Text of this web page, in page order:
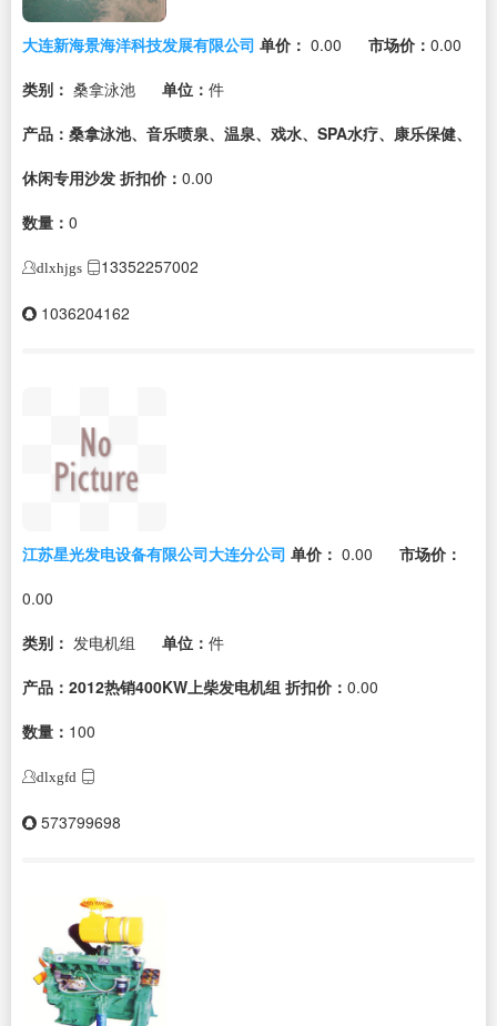
大连新海景海洋科技发展有限公司 单价： 0.00 市场价： 0.00
类别： 桑拿泳池 单位： 件
产品：桑拿泳池、音乐喷泉、温泉、戏水、SPA水疗、康乐保健、
休闲专用沙发 折扣价： 0.00
数量： 0
dlxhjgs 13352257002
1036204162
江苏星光发电设备有限公司大连分公司 单价： 0.00
市场价：
0.00
类别： 发电机组 单位： 件
产品：2012热销400KW上柴发电机组 折扣价： 0.00
数量： 100
dlxgfd
573799698